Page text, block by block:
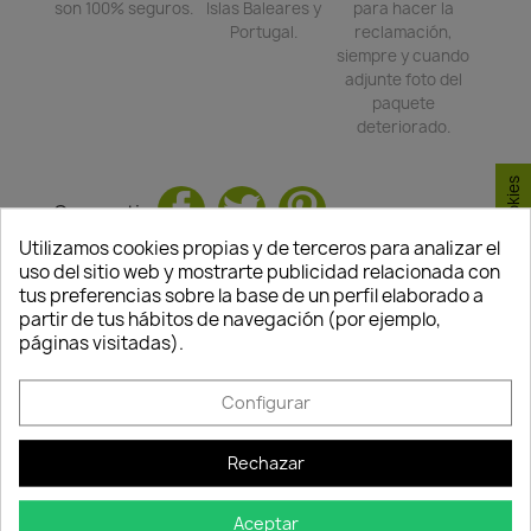
son 100% seguros.
Islas Baleares y
Portugal.
para hacer la
reclamación,
siempre y cuando
adjunte foto del
paquete
deteriorado.
Compartir
TAMBIÉN PODRÍA INTERESARLE
Utilizamos cookies propias y de terceros para analizar el
uso del sitio web y mostrarte publicidad relacionada con
tus preferencias sobre la base de un perfil elaborado a
partir de tus hábitos de navegación (por ejemplo,
páginas visitadas).
Configurar
Rechazar
Aceptar
Consentimiento de cookies